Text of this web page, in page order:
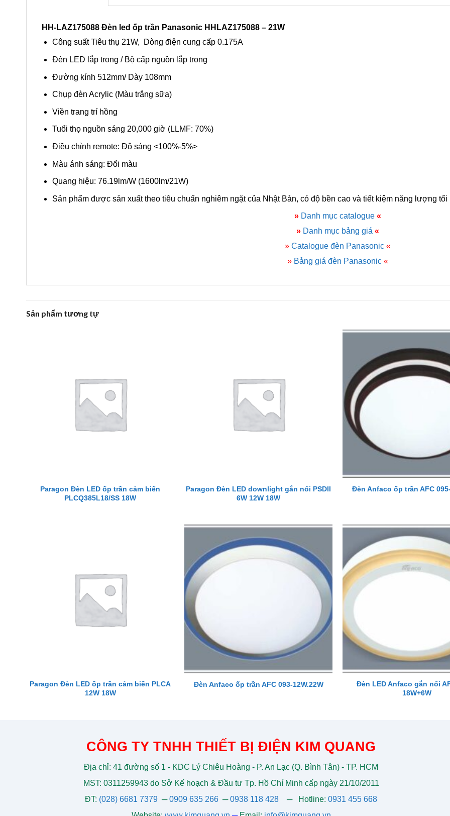
HH-LAZ175088 Đèn led ốp trần Panasonic HHLAZ175088 – 21W
Công suất Tiêu thụ 21W, Dòng điện cung cấp 0.175A
Đèn LED lắp trong / Bộ cấp nguồn lắp trong
Đường kính 512mm/ Dày 108mm
Chụp đèn Acrylic (Màu trắng sữa)
Viền trang trí hồng
Tuổi thọ nguồn sáng 20,000 giờ (LLMF: 70%)
Điều chỉnh remote: Độ sáng <100%-5%>
Màu ánh sáng: Đổi màu
Quang hiệu: 76.19lm/W (1600lm/21W)
Sản phẩm được sản xuất theo tiêu chuẩn nghiêm ngặt của Nhật Bản, có độ bền cao và tiết kiệm năng lượng tối
» Danh mục catalogue «
» Danh mục bảng giá «
»Catalogue đèn Panasonic«
»Bảng giá đèn Panasonic«
Sản phẩm tương tự
Paragon Đèn LED ốp trần cảm biến
PLCQ385L18/SS 18W
Paragon Đèn LED downlight gắn nổi PSDII
6W 12W 18W
Đèn Anfaco ốp trần AFC
Paragon Đèn LED ốp trần cảm biến PLCA
12W 18W
Đèn Anfaco ốp trần AFC 093-12W.22W
Đèn LED Anfaco gắn nổi
18W+6W
CÔNG TY TNHH THIẾT BỊ ĐIỆN KIM QUANG
Địa chỉ: 41 đường số 1 - KDC Lý Chiêu Hoàng - P. An Lạc (Q. Bình Tân) - TP. HCM
MST: 0311259943 do Sở Kế hoạch & Đầu tư Tp. Hồ Chí Minh cấp ngày 21/10/2011
ĐT: (028) 6681 7379 ─0909 635 266 ─0938 118 428 ─ Hotline: 0931 455 668